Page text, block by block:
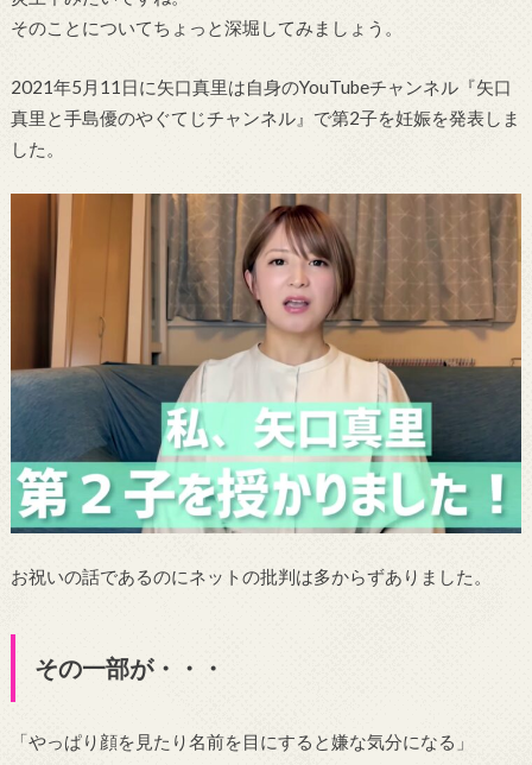
そのことについてちょっと深堀してみましょう。
2021年5月11日に矢口真里は自身のYouTubeチャンネル『矢口
真里と手島優のやぐてじチャンネル』で第2子を妊娠を発表しま
した。
お祝いの話であるのにネットの批判は多からずありました。
その一部が・・・
「やっぱり顔を見たり名前を目にすると嫌な気分になる」